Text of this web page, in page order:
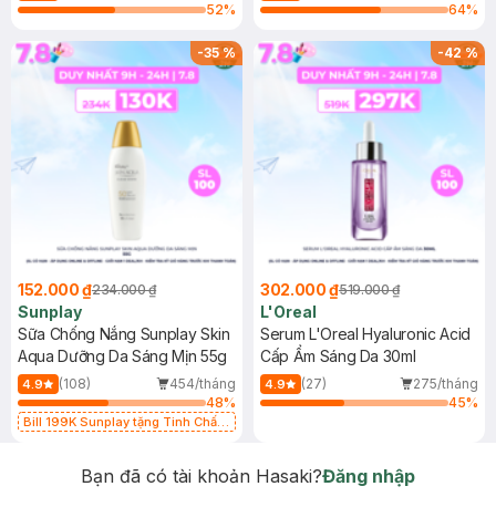
52%
64%
-35%
152.000 ₫234.000 ₫
Sunplay
Sữa Chống Nắng Sunplay Skin
Aqua Dưỡng Da Sáng Mịn 55g
4.9 (108)
454/tháng
48%
Bill 199K Sunplay tặng Tinh Chất
-42%
302.000 ₫519.000 ₫
L'Oreal
Serum L'Oreal Hyaluronic Acid
Cấp Ẩm Sáng Da 30ml
4.9 (27)
275/tháng
45%
Bạn đã có tài khoản Hasaki?Đăng nhập